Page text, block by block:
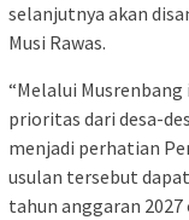
selanjutnya akan
Musi Rawas.
“Melalui
prioritas dari desa-
menjadi perhatian
usulan tersebut
tahun anggaran